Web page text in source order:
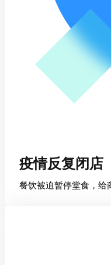
疫情反复闭店
餐饮被迫暂停堂食，给